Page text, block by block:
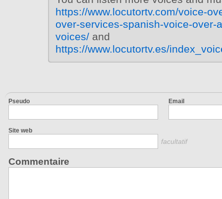
https://www.locutortv.com/voice-
over-services-spanish-voice-over-
voices/ and
https://www.locutortv.es/
Pseudo Email
Site web
facultatif
Commentaire